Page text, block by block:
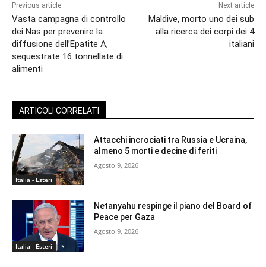
Previous article
Vasta campagna di controllo
dei Nas per prevenire la
diffusione dell’Epatite A,
sequestrate 16 tonnellate di
alimenti
Next article
Maldive, morto uno dei sub
alla ricerca dei corpi dei 4
italiani
ARTICOLI CORRELATI
Italia - Esteri
Attacchi incrociati tra Russia e Ucraina,
almeno 5 morti e decine di feriti
Agosto 9, 2026
Italia - Esteri
Netanyahu respinge il piano del Board of
Peace per Gaza
Agosto 9, 2026